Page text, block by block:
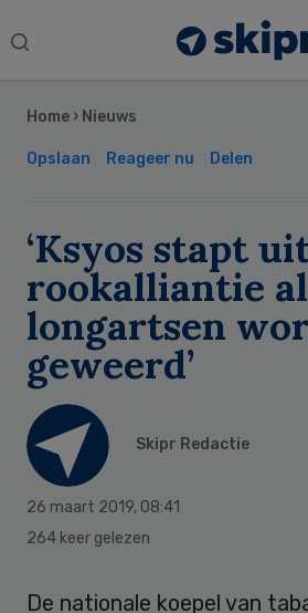
Search
Home › Nieuws
Opslaan Reageer nu Delen
‘Ksyos stapt
rookalliantie
longartsen
geweerd’
Skipr Redactie
26 maart 2019, 08:41
264 keer gelezen
De nationale koepel van
Sidebar